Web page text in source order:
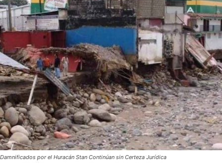
Damnificados por el Huracán Stan Continúan sin Certeza Jurídica